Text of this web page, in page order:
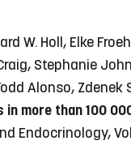
W. Holl, Elke
Stephanie
Alonso, Zdenek
more than 100
Endocrinology,